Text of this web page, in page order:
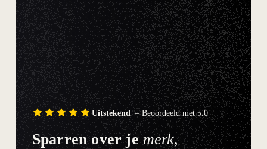
Uitstekend– Beoordeeld met 5.0
Sparren over jemerk,